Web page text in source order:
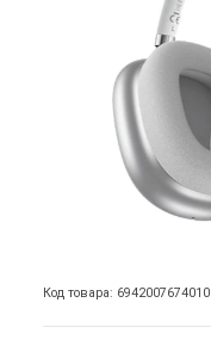
Код товара: 6942007674010